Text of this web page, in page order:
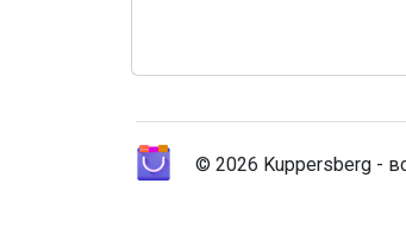
© 2026 Kuppersberg -